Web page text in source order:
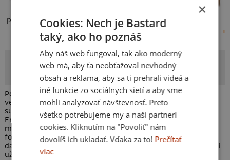
pánske tričko
18 €
dámske tričko detské tričko
IEN
Autor potlače
Potlač Super mama oslavuje všetky neuveriteľné ženy, ktoré
vedia a zvládnu všetko. V grafike je zobrazená žena v
superhrdinskom kostýme, držiaca knihu s názvom
Encyklopédia všetkého. Vďaka možnosti prispôsobenia
môžete do grafiky okrem vlastného textu nahrať vlastnú
fotografiu a vybrať farbu vlasov. Táto potlač je perfektným
darčekom pre každú ženu, ktorá je každodennou hrdinkou, či
už doma, v práci, alebo kdekoľvek inde.
×
Cookies: Nech je Bastard
taký, ako ho poznáš
Aby náš web fungoval, tak ako moderný
web má, aby ťa neobťažoval nevhodný
obsah a reklama, aby sa ti prehrali videá a
iné funkcie zo sociálnych sietí a aby sme
mohli analyzovať návštevnosť. Preto
všetko potrebujeme my a naši partneri
cookies. Kliknutím na "Povoliť" nám
dovolíš ich ukladať. Vďaka za to! Prečítať
viac